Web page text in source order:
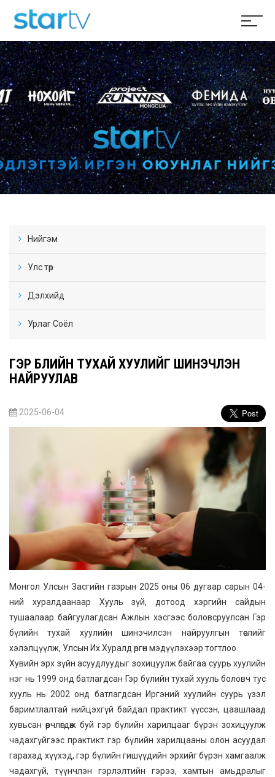
Нийгэм
Улс төр
Дэлхийд
Урлаг Соёл
ГЭР БҮЛИЙН ТУХАЙ ХУУЛИЙГ ШИНЭЧЛЭН
НАЙРУУЛАВ
2025-06-04
Монгол Улсын Засгийн газрын 2025 оны 06 дугаар сарын 04-
ний хуралдаанаар Хууль зүй, дотоод хэргийн сайдын
тушаалаар байгуулагдсан Ажлын хэсгээс боловсруулсан Гэр
бүлийн тухай хуулийн шинэчилсэн найруулгын төслийг
хэлэлцүүлж, Улсын Их Хуралд өргөн мэдүүлэхээр тогтлоо.
Хувийн эрх зүйн асуудлуудыг зохицуулж байгаа суурь хуулийн
нэг нь 1999 онд батлагдсан Гэр бүлийн тухай хууль боловч тус
хууль нь 2002 онд батлагдсан Иргэний хуулийн суурь үзэл
баримтлалтай нийцэхгүй байдал практикт үүссэн, цаашлаад
хувьсан өөрчлөгдөж буй гэр бүлийн харилцааг бүрэн зохицуулж
чадахгүйгээс практикт гэр бүлийн харилцааны олон асуудал
гарахад хүүхэд, гэр бүлийн гишүүдийн эрхийг бүрэн хамгаалж
чадахгүй, түүнчлэн гэрлэлтийн гэрээ, хамтын амьдралыг